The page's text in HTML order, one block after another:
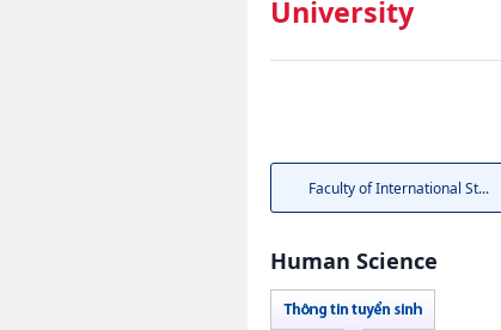
University
Faculty of International St...
Human Science